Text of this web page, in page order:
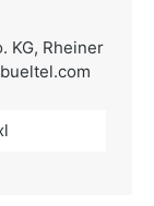
KG, Rheiner